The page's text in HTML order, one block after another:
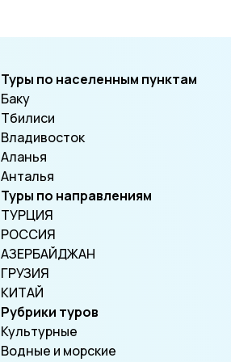
Туры по населенным пунктам
Баку
Тбилиси
Владивосток
Аланья
Анталья
Туры по направлениям
ТУРЦИЯ
РОССИЯ
АЗЕРБАЙДЖАН
ГРУЗИЯ
КИТАЙ
Рубрики туров
Культурные
Водные и морские